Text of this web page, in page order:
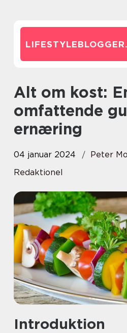
LIFESTYLEBLOGGER.
Alt om kost: En
omfattende
ernæring
04 januar 2024
Peter
Redaktionel
Introduktion